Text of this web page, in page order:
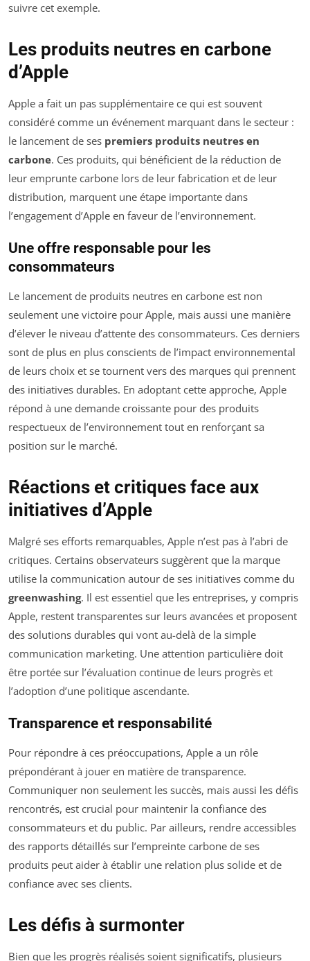
suivre cet exemple.
Les produits neutres en carbone
d’Apple
Apple a fait un pas supplémentaire ce qui est souvent
considéré comme un événement marquant dans le secteur :
le lancement de ses premiers produits neutres en
carbone. Ces produits, qui bénéficient de la réduction de
leur emprunte carbone lors de leur fabrication et de leur
distribution, marquent une étape importante dans
l’engagement d’Apple en faveur de l’environnement.
Une offre responsable pour les
consommateurs
Le lancement de produits neutres en carbone est non
seulement une victoire pour Apple, mais aussi une manière
d’élever le niveau d’attente des consommateurs. Ces derniers
sont de plus en plus conscients de l’impact environnemental
de leurs choix et se tournent vers des marques qui prennent
des initiatives durables. En adoptant cette approche, Apple
répond à une demande croissante pour des produits
respectueux de l’environnement tout en renforçant sa
position sur le marché.
Réactions et critiques face aux
initiatives d’Apple
Malgré ses efforts remarquables, Apple n’est pas à l’abri de
critiques. Certains observateurs suggèrent que la marque
utilise la communication autour de ses initiatives comme du
greenwashing. Il est essentiel que les entreprises, y compris
Apple, restent transparentes sur leurs avancées et proposent
des solutions durables qui vont au-delà de la simple
communication marketing. Une attention particulière doit
être portée sur l’évaluation continue de leurs progrès et
l’adoption d’une politique ascendante.
Transparence et responsabilité
Pour répondre à ces préoccupations, Apple a un rôle
prépondérant à jouer en matière de transparence.
Communiquer non seulement les succès, mais aussi les défis
rencontrés, est crucial pour maintenir la confiance des
consommateurs et du public. Par ailleurs, rendre accessibles
des rapports détaillés sur l’empreinte carbone de ses
produits peut aider à établir une relation plus solide et de
confiance avec ses clients.
Les défis à surmonter
Bien que les progrès réalisés soient significatifs, plusieurs